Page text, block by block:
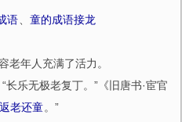
语
童的成语接龙
老年人充满了活力。
长乐无极老复丁。”《旧唐书·宦官
返老还童。”